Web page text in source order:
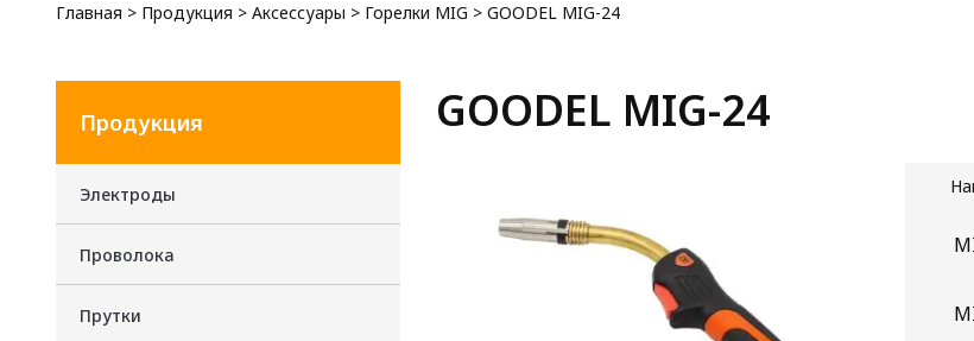
Главная > Продукция > Аксессуары > Горелки MIG > GOODEL MIG-24
Продукция
Электроды
Проволока
Прутки
GOODEL MIG-24